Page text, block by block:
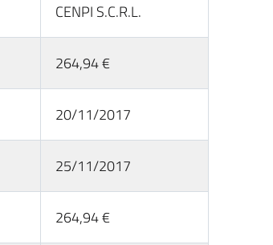
CENPI S.C.R.L.
264,94 €
20/11/2017
25/11/2017
264,94 €